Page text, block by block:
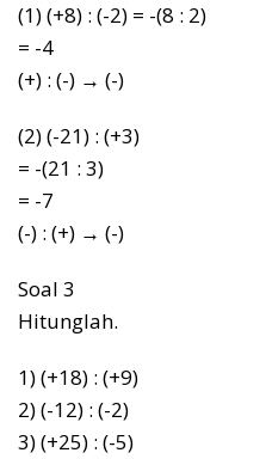
(1) (+8) : (-2) = -(8 : 2)
= -4
(+) : (-) → (-)
(2) (-21) : (+3)
= -(21 : 3)
= -7
(-) : (+) → (-)
Soal 3
Hitunglah.
1) (+18) : (+9)
2) (-12) : (-2)
3) (+25) : (-5)